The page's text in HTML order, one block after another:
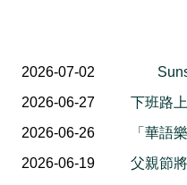
2026-07-02
2026-06-27
下班路
2026-06-26
「華語
2026-06-19
父親節